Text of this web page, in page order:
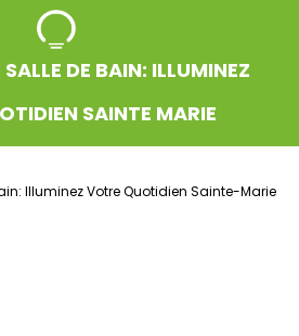
DE BAIN: ILLUMINEZ
SAINTE MARIE
Illuminez Votre Quotidien Sainte-Marie